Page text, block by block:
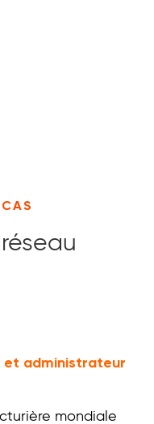
administrateur
mondiale